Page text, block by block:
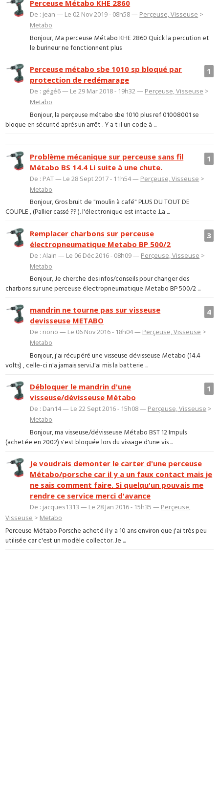
Perceuse Métabo KHE 2860
De : jean — Le 02 Nov 2019 - 08h58 — Perçeuse, Visseuse >
Metabo
Bonjour, Ma perceuse Métabo KHE 2860 Quick la percution et
le burineur ne fonctionnent plus
1
Perceuse métabo sbe 1010 sp bloqué par
protection de redémarage
De : gégé6 — Le 29 Mar 2018 - 19h32 — Perçeuse, Visseuse >
Metabo
Bonjour, la perçeuse métabo sbe 1010 plus ref 01008001 se
bloque en sécurité aprés un arrêt . Y a t il un code à ...
1
Problème mécanique sur perceuse sans fil
Métabo BS 14.4 Li suite à une chute.
De : PAT — Le 28 Sept 2017 - 11h54 — Perçeuse, Visseuse >
Metabo
Bonjour, Gros bruit de "moulin à café" PLUS DU TOUT DE
COUPLE , (Pallier cassé ?? ). l'électronique est intacte .La ...
3
Remplacer charbons sur perceuse
électropneumatique Metabo BP 500/2
De : Alain — Le 06 Déc 2016 - 08h09 — Perçeuse, Visseuse >
Metabo
Bonjour, Je cherche des infos/conseils pour changer des
charbons sur une perceuse électropneumatique Metabo BP 500/2 ...
4
mandrin ne tourne pas sur visseuse
devisseuse METABO
De : nono — Le 06 Nov 2016 - 18h04 — Perçeuse, Visseuse >
Metabo
Bonjour, j'ai récupéré une visseuse dévisseuse Metabo (14.4
volts) , celle-ci n'a jamais servi.J'ai mis la batterie ...
1
Débloquer le mandrin d'une
visseuse/dévisseuse Métabo
De : Dan14 — Le 22 Sept 2016 - 15h08 — Perçeuse, Visseuse >
Metabo
Bonjour, ma visseuse/dévisseuse Métabo BST 12 Impuls
(achetée en 2002) s'est bloquée lors du vissage d'une vis ...
Je voudrais demonter le carter d'une perceuse
Métabo/porsche car il y a un faux contact mais je
ne sais comment faire. Si quelqu'un pouvais me
rendre ce service merci d'avance
De : jacques1313 — Le 28 Jan 2016 - 15h35 — Perçeuse,
Visseuse > Metabo
Perceuse Métabo Porsche acheté il y a 10 ans environ que j'ai très peu
utilisée car c'est un modèle collector. Je ...